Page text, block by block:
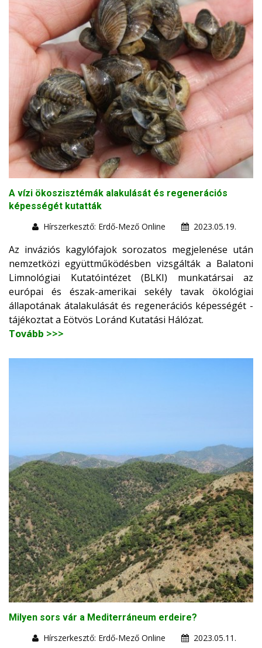
A vízi ökoszisztémák alakulását és regenerációs
képességét kutatták
Hírszerkesztő: Erdő-Mező Online
2023.05.19.
Az inváziós kagylófajok sorozatos megjelenése után
nemzetközi együttműködésben vizsgálták a Balatoni
Limnológiai Kutatóintézet (BLKI) munkatársai az
európai és észak-amerikai sekély tavak ökológiai
állapotának átalakulását és regenerációs képességét -
tájékoztat a Eötvös Loránd Kutatási Hálózat.
Tovább >>>
Milyen sors vár a Mediterráneum erdeire?
Hírszerkesztő: Erdő-Mező Online
2023.05.11.